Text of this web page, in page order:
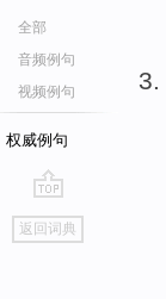
全部
音频例句
视频例句
权威例句
go
top
返回词典